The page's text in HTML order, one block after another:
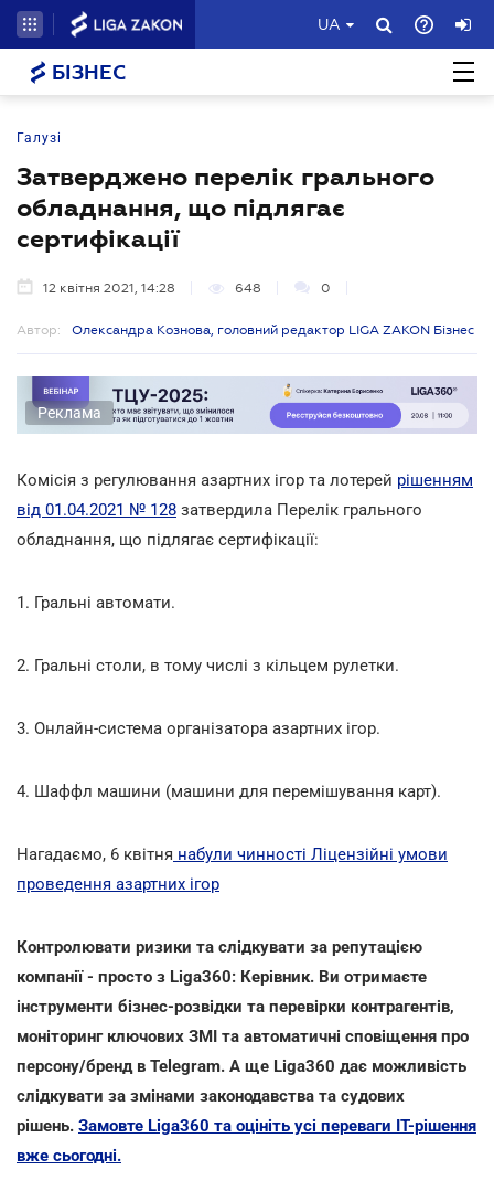
UA
БІЗНЕС
Галузі
Затверджено перелік грального
обладнання, що підлягає
сертифікації
12 квітня 2021, 14:28 648 0
Автор: Олександра Кознова, головний редактор LIGA ZAKON Бізнес
Реклама
Комісія з регулювання азартних ігор та лотерей рішенням
від 01.04.2021 № 128 затвердила Перелік грального
обладнання, що підлягає сертифікації:
1. Гральні автомати.
2. Гральні столи, в тому числі з кільцем рулетки.
3. Онлайн-система організатора азартних ігор.
4. Шаффл машини (машини для перемішування карт).
Нагадаємо, 6 квітня набули чинності Ліцензійні умови
проведення азартних ігор
Контролювати ризики та слідкувати за репутацією
компанії - просто з Liga360: Керівник. Ви отримаєте
інструменти бізнес-розвідки та перевірки контрагентів,
моніторинг ключових ЗМІ та автоматичні сповіщення про
персону/бренд в Telegram. А ще Liga360 дає можливість
слідкувати за змінами законодавства та судових
рішень. Замовте Liga360 та оцініть усі переваги ІТ-рішення
вже сьогодні.